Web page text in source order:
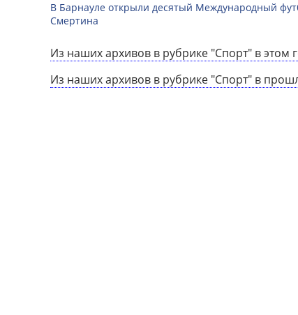
В Барнауле открыли десятый Международный
Смертина
Из наших архивов в рубрике "Спорт" в этом
Из наших архивов в рубрике "Спорт" в